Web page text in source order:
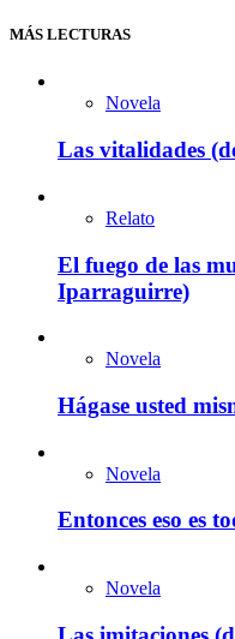
MÁS LECTURAS
Novela
Las vitalidades
Relato
El fuego de las
Iparraguirre)
Novela
Hágase usted
Novela
Entonces eso es
Novela